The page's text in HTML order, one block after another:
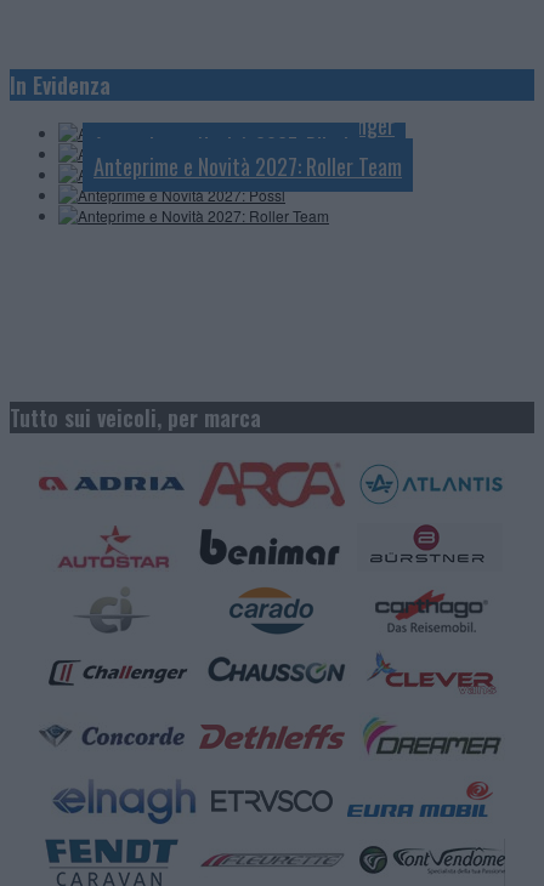
In EvidenzaAnteprime e Novità 2027: Knaus
Anteprime e Novità 2027: Mobilvetta
Anteprime e Novità 2027: Challenger
Anteprime e Novità 2027: Pössl
Anteprime e Novità 2027: Roller Team
Tutto sui veicoli, per marca